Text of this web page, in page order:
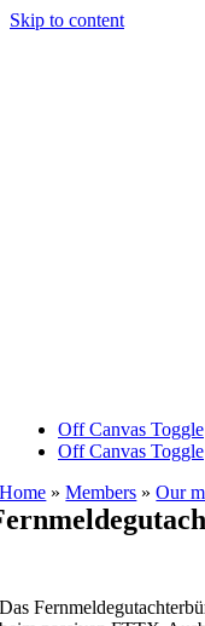
Skip to content
Off Canvas Toggle
Off Canvas Toggle
Home »Members »Our
Das